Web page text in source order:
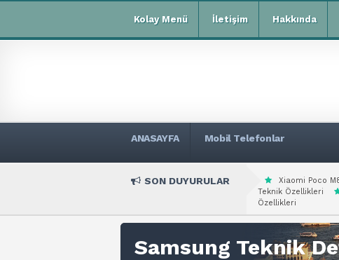
Kolay Menü İletişim Hakkında
ANASAYFA Mobil Telefonlar
SON DUYURULAR Xiaomi Poco
Teknik Özellikleri
Özellikleri
Samsung Teknik